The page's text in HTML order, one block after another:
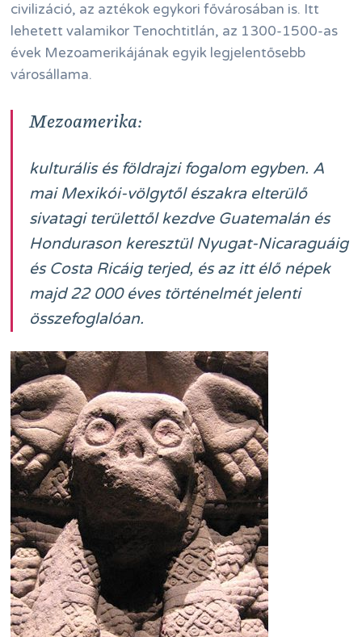
civilizáció, az aztékok egykori fővárosában is. Itt
lehetett valamikor Tenochtitlán, az 1300-1500-as
évek Mezoamerikájának egyik legjelentősebb
városállama.
Mezoamerika:
kulturális és földrajzi fogalom egyben. A
mai Mexikói-völgytől északra elterülő
sivatagi területtől kezdve Guatemalán és
Hondurason keresztül Nyugat-Nicaraguáig
és Costa Ricáig terjed, és az itt élő népek
majd 22 000 éves történelmét jelenti
összefoglalóan.